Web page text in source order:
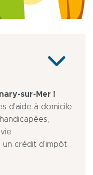
sur-Mer !
d'aide à domicile
crédit d’impôt